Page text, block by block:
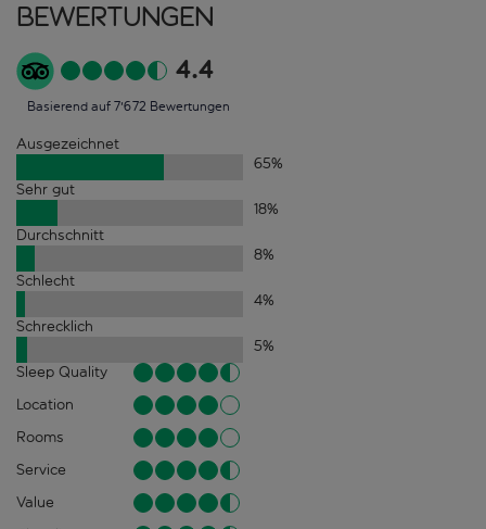
Bewertungen
4.4
Basierend auf 7'672 Bewertungen
Ausgezeichnet
65%
Sehr gut
18%
Durchschnitt
8%
Schlecht
4%
Schrecklich
5%
Sleep Quality
Location
Rooms
Service
Value